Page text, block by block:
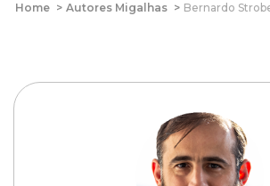
Home > Autores Migalhas > Bernardo